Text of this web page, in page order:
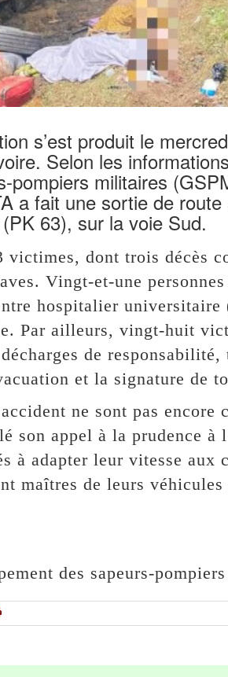
s’est produit le
Selon les
pompiers militaires
a fait une sortie de
63), sur la voie Sud.
dont trois décès
Vingt-et-une
hospitalier universitaire
Par ailleurs, vingt-huit
de responsabilité,
et la signature de
ne sont pas encore
son appel à la prudence à
à adapter leur vitesse aux
maîtres de leurs
des sapeurs-